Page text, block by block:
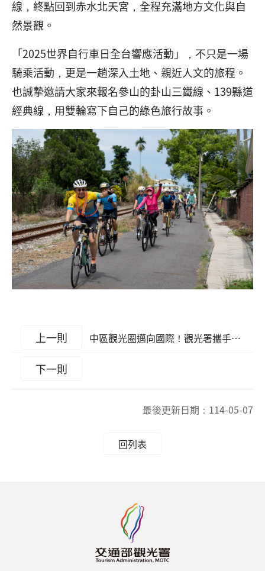
線，終點回到赤水北天宮，全程充滿地方文化與自
然景觀。
「2025世界自行車日全台響應活動」，不只是一場
騎乘活動，更是一趟深入土地、親近人文的旅程。
也誠摯邀請大家來報名參山的卦山三鐵線、139縣道
經典線，用雙輪寫下自己的綠色旅行故事。
上一則 中區觀光圈邁向國際！觀光署攜手航空與平台推出限定深度玩法~16日發表印尼百萬部落客Indah Nada體驗影片
下一則
最後更新日期： 114-05-07
回列表